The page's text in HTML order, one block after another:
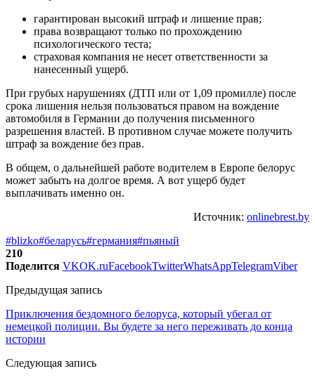
гарантирован высокий штраф и лишение прав;
права возвращают только по прохождению
психологического теста;
страховая компания не несет ответственности за
нанесенный ущерб.
При грубых нарушениях (ДТП или от 1,09 промилле) после
срока лишения нельзя пользоваться правом на вождение
автомобиля в Германии до получения письменного
разрешения властей. В противном случае можете получить
штраф за вождение без прав.
В общем, о дальнейшей работе водителем в Европе белорус
может забыть на долгое время. А вот ущерб будет
выплачивать именно он.
Источник: onlinebrest.by
#blizko#беларусь#германия#пьяный
210
Поделится VKOK.ruFacebookTwitterWhatsAppTelegramViber
Предыдущая запись
Приключения бездомного белоруса, который убегал от
немецкой полиции. Вы будете за него переживать до конца
истории
Следующая запись